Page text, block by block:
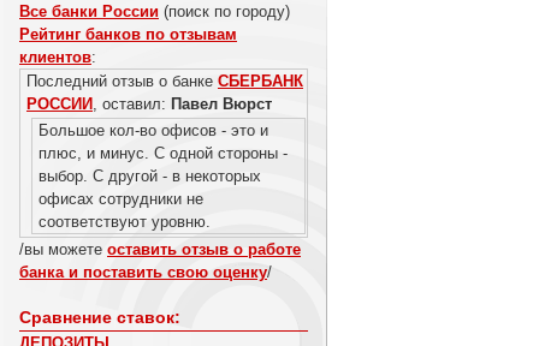
Все банки России (поиск по городу)
Рейтинг банков по отзывам
клиентов:
Последний отзыв о банке СБЕРБАНК
РОССИИ , оставил: Павел Вюрст
Большое кол-во офисов - это и
плюс, и минус. С одной стороны -
выбор. С другой - в некоторых
офисах сотрудники не
соответствуют уровню.
/вы можете оставить отзыв о работе
банка и поставить свою оценку/
Сравнение ставок: